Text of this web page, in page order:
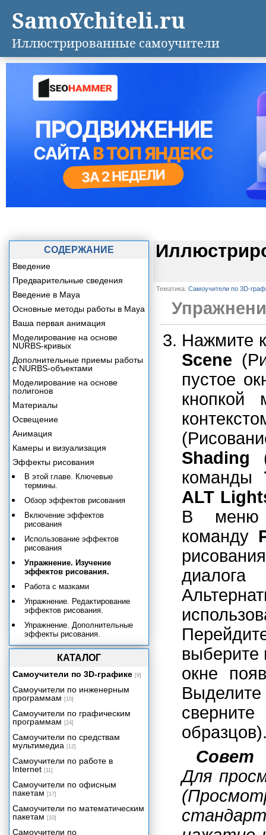
Тематика: Самоучители по 3D-
Нажмите
Scene
пустое
Shading
команды
ALT
В меню
команду
выберите
окне
Совет
Для
СОДЕРЖАНИЕ
Введение
Предварительные сведения
Введение в Maya
Основные методы работы в Maya
Ваша первая анимация
Моделирование на основе
NURBS-кривых
Дополнительные приемы работы
с NURBS-объектами
Моделирование на основе
полигонов
Материалы
Освещение
Анимация
Камеры и визуализация
Эффекты рисования
В этой главе. Ключевые
термины.
Обзор эффектов рисования
Включение эффектов
рисования
Использование эффектов
рисования
Упражнение. Изучение
эффектов рисования.
Работа с мазками
Упражнение. Редактирование
эффектов рисования.
Упражнение. Дополнительные
эффекты рисования.
Упражнение. Туман и дымка.
Подведем итоги
Системы частиц и динамика
Эффективность и артистичность
Приложение А. Работа с Maya
для пользователей МАХ.
Приложение Б. Работа с Maya
для пользователей LightWave.
системы.
клавиатурные комбинации в
Maya.
КАТАЛОГ
Самоучители по 3D-графике [9]
Самоучители по инженерным
программам [10]
Самоучители по графическим
программам [24]
Самоучители по средствам
мультимедиа [12]
Самоучители по работе в
Internet [11]
Самоучители по офисным
пакетам [17]
Самоучители по математическим
пакетам [10]
Самоучители по
SamoYchiteli.ru
Иллюстрированные самоучители